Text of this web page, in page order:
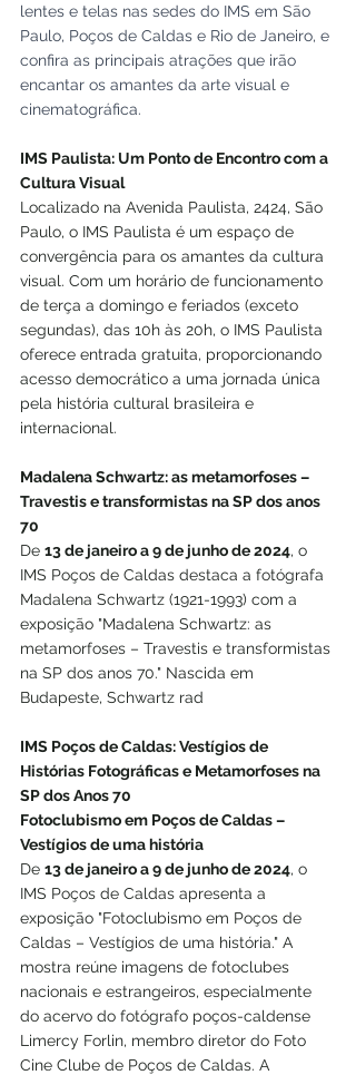
lentes e telas nas sedes do IMS em São
Paulo, Poços de Caldas e Rio de Janeiro, e
confira as principais atrações que irão
encantar os amantes da arte visual e
cinematográfica.
IMS Paulista: Um Ponto de Encontro com a
Cultura Visual
Localizado na Avenida Paulista, 2424, São
Paulo, o IMS Paulista é um espaço de
convergência para os amantes da cultura
visual. Com um horário de funcionamento
de terça a domingo e feriados (exceto
segundas), das 10h às 20h, o IMS Paulista
oferece entrada gratuita, proporcionando
acesso democrático a uma jornada única
pela história cultural brasileira e
internacional.
Madalena Schwartz: as metamorfoses –
Travestis e transformistas na SP dos anos
70
De 13 de janeiro a 9 de junho de 2024, o
IMS Poços de Caldas destaca a fotógrafa
Madalena Schwartz (1921-1993) com a
exposição "Madalena Schwartz: as
metamorfoses – Travestis e transformistas
na SP dos anos 70." Nascida em
Budapeste, Schwartz rad
IMS Poços de Caldas: Vestígios de
Histórias Fotográficas e Metamorfoses na
SP dos Anos 70
Fotoclubismo em Poços de Caldas –
Vestígios de uma história
De 13 de janeiro a 9 de junho de 2024, o
IMS Poços de Caldas apresenta a
exposição "Fotoclubismo em Poços de
Caldas – Vestígios de uma história." A
mostra reúne imagens de fotoclubes
nacionais e estrangeiros, especialmente
do acervo do fotógrafo poços-caldense
Limercy Forlin, membro diretor do Foto
Cine Clube de Poços de Caldas. A